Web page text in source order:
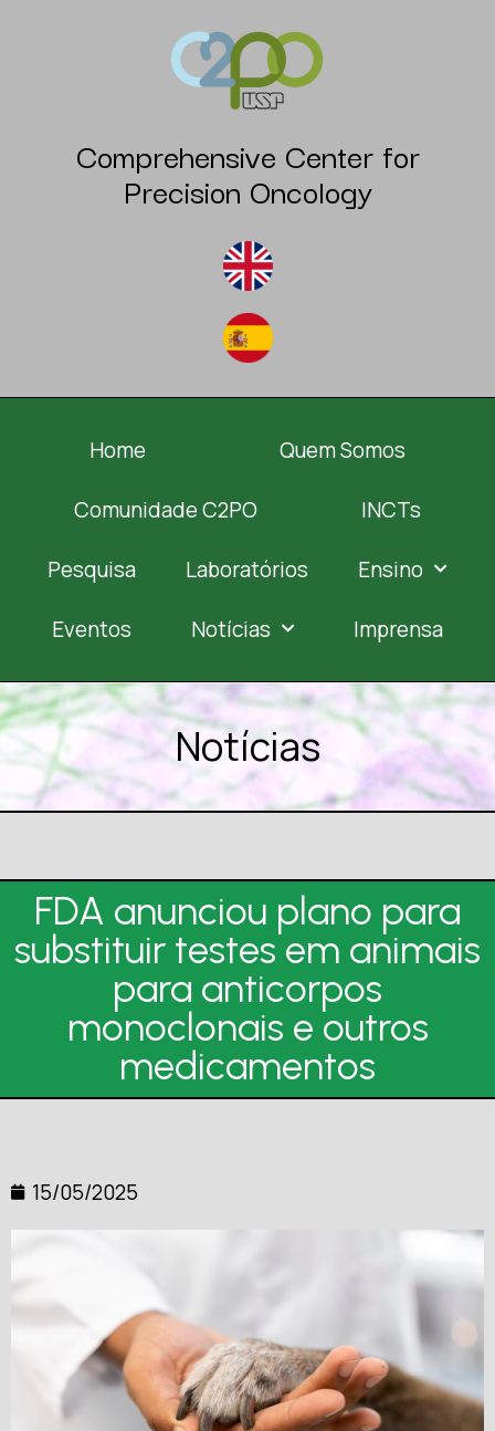
Comprehensive Center for
Precision Oncology
Home Quem Somos
Comunidade C2PO INCTs
Pesquisa Laboratórios Ensino
Eventos Notícias Imprensa
Notícias
FDA anunciou plano para
substituir testes em animais
para anticorpos
monoclonais e outros
medicamentos
15/05/2025